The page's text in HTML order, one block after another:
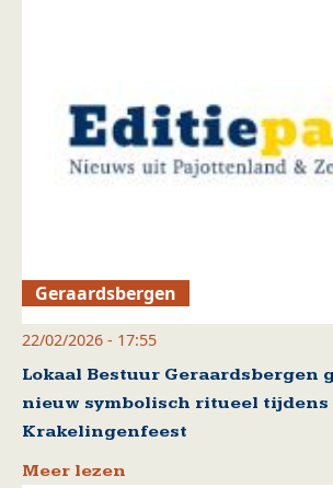
Geraardsbergen
22/02/2026 - 17:55
Lokaal Bestuur Geraardsbergen
nieuw symbolisch ritueel tijdens
Krakelingenfeest
Meer lezen